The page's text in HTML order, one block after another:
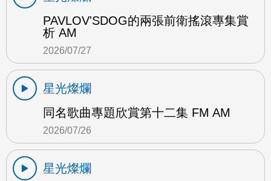
PAVLOV'SDOG的兩張前衛搖滾專集賞
析 AM
2026/07/27
星光燦爛
同名歌曲專題欣賞第十二集 FM AM
2026/07/26
星光燦爛